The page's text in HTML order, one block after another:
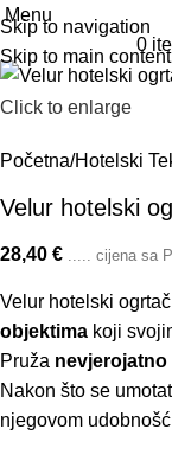
Skip to navigation
Skip to main content
Menu
0
Click to enlarge
Početna Hotelski
Velur hotelski
28,40 € ..... cijena sa
Velur hotelski
objektima koji
Pruža
Nakon što se
njegovom